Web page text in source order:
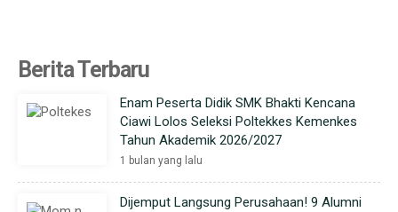
Berita Terbaru
Enam Peserta Didik SMK Bhakti Kencana
Ciawi Lolos Seleksi Poltekkes Kemenkes
Tahun Akademik 2026/2027
1 bulan yang lalu
Dijemput Langsung Perusahaan! 9 Alumni